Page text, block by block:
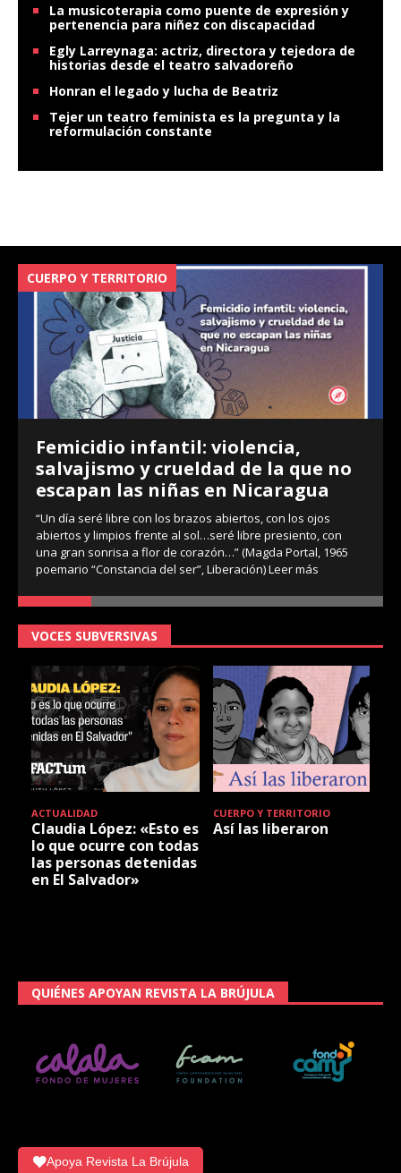
La musicoterapia como puente de expresión y
pertenencia para niñez con discapacidad
Egly Larreynaga: actriz, directora y tejedora de
historias desde el teatro salvadoreño
Honran el legado y lucha de Beatriz
Tejer un teatro feminista es la pregunta y la
reformulación constante
CUERPO Y TERRITORIO
Femicidio infantil: violencia,
salvajismo y crueldad de la que no
escapan las niñas en Nicaragua
“Un día seré libre con los brazos abiertos, con los ojos
abiertos y limpios frente al sol…seré libre presiento, con
una gran sonrisa a flor de corazón…” (Magda Portal, 1965
poemario “Constancia del ser”, Liberación)Leer más
VOCES SUBVERSIVAS
ACTUALIDAD
Claudia López: «Esto es
lo que ocurre con todas
las personas detenidas
en El Salvador»
CUERPO Y TERRITORIO
Así las liberaron
QUIÉNES APOYAN REVISTA LA BRÚJULA
Apoya Revista La Brújula